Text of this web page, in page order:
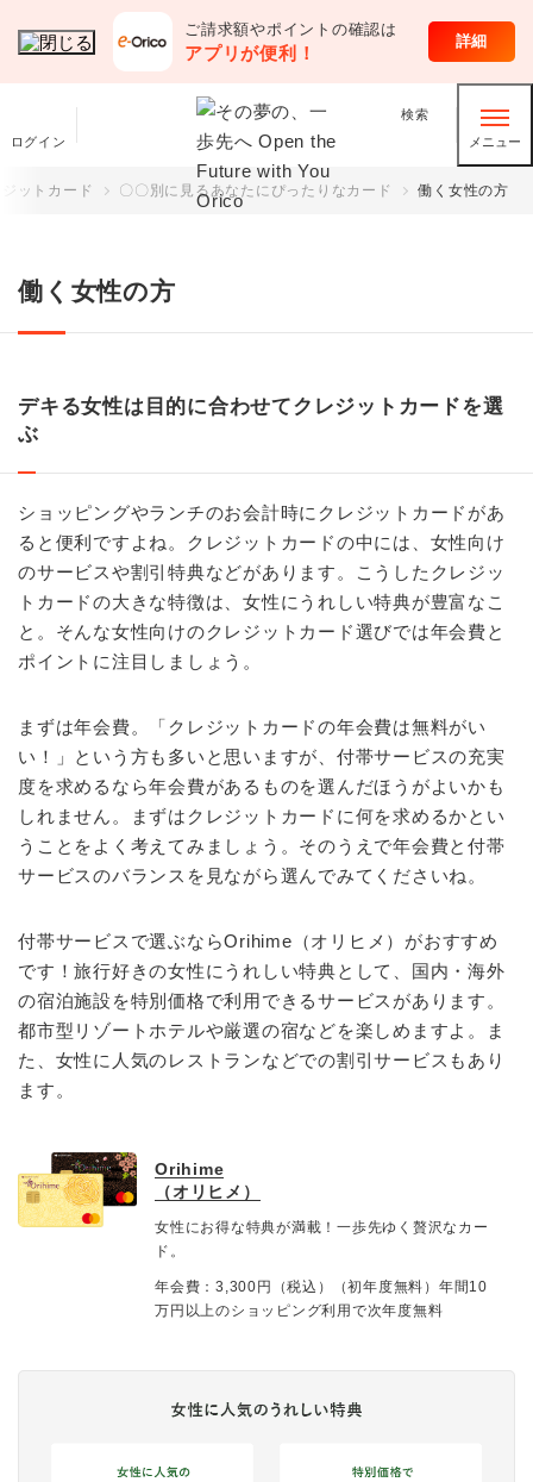
ご請求額やポイントの確認は
アプリが便利！
詳細
ログイン
検索
メニュー
オリコのサービス
ットカード 〇〇別に見るあなたにぴったりなカード 働く女性の方
働く女性の方
デキる女性は目的に合わせてクレジットカードを選
ぶ
ショッピングやランチのお会計時にクレジットカードがあ
ると便利ですよね。クレジットカードの中には、女性向け
のサービスや割引特典などがあります。こうしたクレジッ
トカードの大きな特徴は、女性にうれしい特典が豊富なこ
と。そんな女性向けのクレジットカード選びでは年会費と
ポイントに注目しましょう。
まずは年会費。「クレジットカードの年会費は無料がい
い！」という方も多いと思いますが、付帯サービスの充実
度を求めるなら年会費があるものを選んだほうがよいかも
しれません。まずはクレジットカードに何を求めるかとい
うことをよく考えてみましょう。そのうえで年会費と付帯
サービスのバランスを見ながら選んでみてくださいね。
付帯サービスで選ぶならOrihime（オリヒメ）がおすすめ
です！旅行好きの女性にうれしい特典として、国内・海外
の宿泊施設を特別価格で利用できるサービスがあります。
都市型リゾートホテルや厳選の宿などを楽しめますよ。ま
た、女性に人気のレストランなどでの割引サービスもあり
ます。
Orihime
（オリヒメ）
女性にお得な特典が満載！一歩先ゆく贅沢なカー
ド。
年会費：3,300円（税込）（初年度無料）年間10
万円以上のショッピング利用で次年度無料